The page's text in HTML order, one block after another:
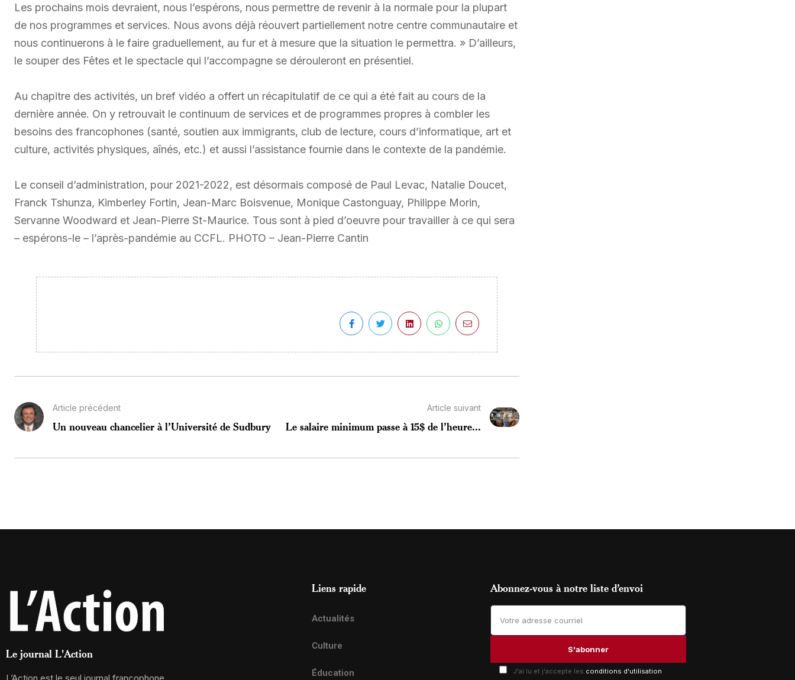
Les prochains mois devraient, nous l’espérons, nous permettre de revenir à la normale pour la plupart
de nos programmes et services. Nous avons déjà réouvert partiellement notre centre communautaire et
nous continuerons à le faire graduellement, au fur et à mesure que la situation le permettra. » D’ailleurs,
le souper des Fêtes et le spectacle qui l’accompagne se dérouleront en présentiel.
Au chapitre des activités, un bref vidéo a offert un récapitulatif de ce qui a été fait au cours de la
dernière année. On y retrouvait le continuum de services et de programmes propres à combler les
besoins des francophones (santé, soutien aux immigrants, club de lecture, cours d’informatique, art et
culture, activités physiques, aînés, etc.) et aussi l’assistance fournie dans le contexte de la pandémie.
Le conseil d’administration, pour 2021-2022, est désormais composé de Paul Levac, Natalie Doucet,
Franck Tshunza, Kimberley Fortin, Jean-Marc Boisvenue, Monique Castonguay, Philippe Morin,
Servanne Woodward et Jean-Pierre St-Maurice. Tous sont à pied d’oeuvre pour travailler à ce qui sera
– espérons-le – l’après-pandémie au CCFL. PHOTO – Jean-Pierre Cantin
Article précédent
Un nouveau chancelier à l’Université de Sudbury
Article suivant
Le salaire minimum passe à 15$ de l’heure...
Le journal L'Action
L’Action est le seul journal francophone
Liens rapide
Actualités
Culture
Éducation
Abonnez-vous à notre liste d’envoi
J'ai lu et j'accepte les conditions d'utilisation